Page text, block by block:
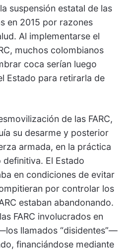
suspensión estatal de las
en 2015 por razones
Al implementarse el
muchos colombianos
coca serían luego
Estado para retirarla de
de las FARC,
su desarme y posterior
armada, en la práctica
El Estado
en condiciones de evitar
por controlar los
estaban abandonando.
FARC involucrados en
llamados “disidentes”—
financiándose mediante